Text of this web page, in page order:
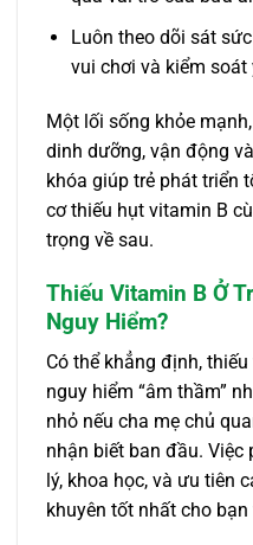
Luôn theo dõi sát
vui chơi và kiểm soát
Một lối sống khỏe
dinh dưỡng, vận động
khóa giúp trẻ phát triển
cơ thiếu hụt vitamin B
trọng về sau.
Thiếu Vitamin B Ở
Nguy Hiểm?
Có thể khẳng định,
nguy hiểm “âm thầm”
nhỏ nếu cha mẹ chủ
nhận biết ban đầu. Việc
lý, khoa học, và ưu tiên
khuyên tốt nhất cho